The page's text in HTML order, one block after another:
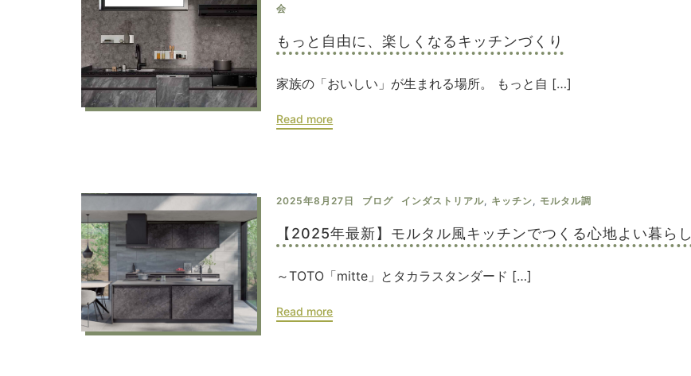
会
もっと自由に、楽しくなるキッチンづくり
家族の「おいしい」が生まれる場所。 もっと自 […]
Read more
2025年8月27日 ブログ インダストリアル, キッチン, モルタル調
【2025年最新】モルタル風キッチンでつくる心地よい暮らし
～TOTO「mitte」とタカラスタンダード […]
Read more